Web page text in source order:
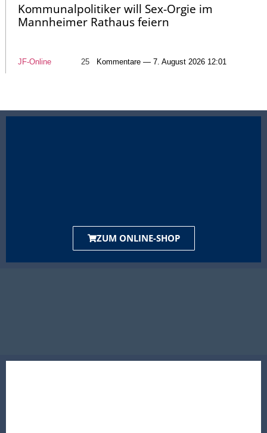
Kommunalpolitiker will Sex-Orgie im
Mannheimer Rathaus feiern
JF-Online 25 Kommentare — 7. August 2026 12:01
ZUM ONLINE-SHOP